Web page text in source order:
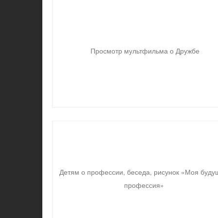
Просмотр мультфильма о Дружбе
Детям о профессии, беседа, рисунок «Моя
профессия»